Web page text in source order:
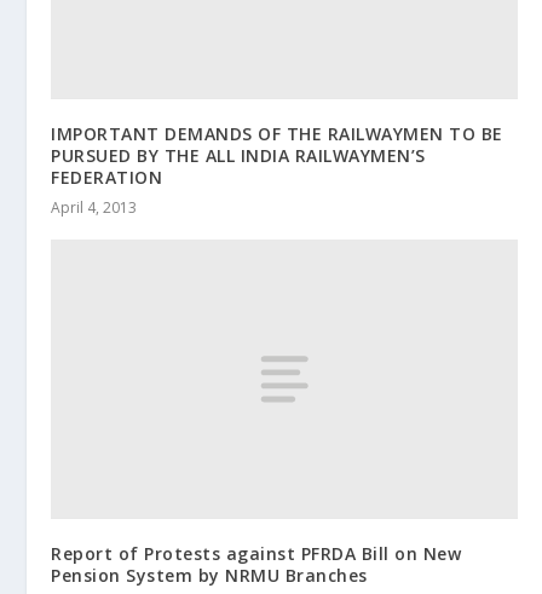
IMPORTANT DEMANDS OF THE RAILWAYMEN TO BE
PURSUED BY THE ALL INDIA RAILWAYMEN’S
FEDERATION
April 4, 2013
Report of Protests against PFRDA Bill on New
Pension System by NRMU Branches